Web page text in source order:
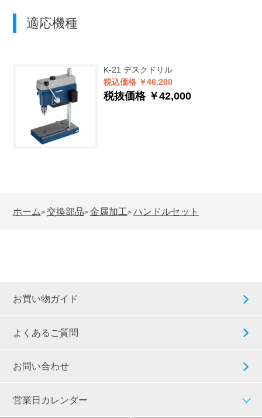
適応機種
K-21 デスクドリル
税込価格 ￥46,200
税抜価格 ￥42,000
ホーム> 交換部品> 金属加工> ハンドルセット
お買い物ガイド
よくあるご質問
お問い合わせ
営業日カレンダー